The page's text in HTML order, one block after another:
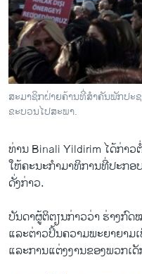
ສະມາຊິກຝ່າຍຄ້ານທີ່ສຳຄັນພັກປ
ຂະບວນໄປສະພາ.
ທ່ານ​ Binali Yildirim ​ໄດ້​ກ່າ
ໃຫ້ຄະນະ​ກຳມາ​ທິການທີ່​ປະກ
ດັ່ງກ່າວ.
ບັນດາ​ຜູ້​ຕິຕຽນ​ກ່າວ​ວ່າ ຮ່າງ​ກົ
ແລະ​ຕ່າວ​ປິ້ນຄວາມພ​ະຍາ​ຍາມ​
ແລະ​ການ​ແຕ່ງງານ​ຂອງ​ພວກເ